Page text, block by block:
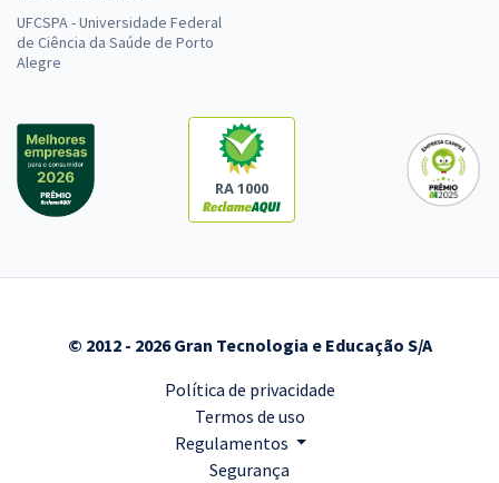
UFCSPA - Universidade Federal
de Ciência da Saúde de Porto
Alegre
RA 1000
© 2012 - 2026 Gran Tecnologia e Educação S/A
Política de privacidade
Termos de uso
Regulamentos
Segurança